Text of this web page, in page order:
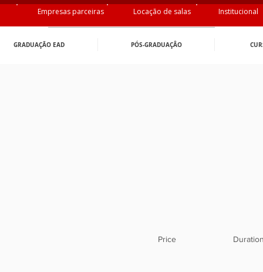
Locação de salas Institucional
Empresas parceiras
GRADUAÇÃO EAD PÓS-GRADUAÇÂO
Price